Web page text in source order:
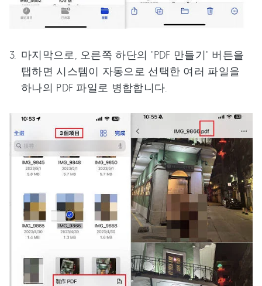
마지막으로, 오른쪽 하단의 "PDF 만들기" 버튼을
탭하면 시스템이 자동으로 선택한 여러 파일을
하나의 PDF 파일로 병합합니다.